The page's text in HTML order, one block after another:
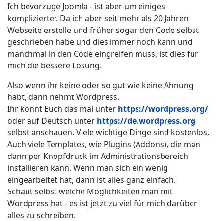
Ich bevorzuge Joomla - ist aber um einiges
komplizierter. Da ich aber seit mehr als 20 Jahren
Webseite erstelle und früher sogar den Code selbst
geschrieben habe und dies immer noch kann und
manchmal in den Code eingreifen muss, ist dies für
mich die bessere Lösung.
Also wenn ihr keine oder so gut wie keine Ahnung
habt, dann nehmt Wordpress.
Ihr könnt Euch das mal unter https://wordpress.org/
oder auf Deutsch unter https://de.wordpress.org
selbst anschauen. Viele wichtige Dinge sind kostenlos.
Auch viele Templates, wie Plugins (Addons), die man
dann per Knopfdruck im Administrationsbereich
installieren kann. Wenn man sich ein wenig
eingearbeitet hat, dann ist alles ganz einfach.
Schaut selbst welche Möglichkeiten man mit
Wordpress hat - es ist jetzt zu viel für mich darüber
alles zu schreiben.